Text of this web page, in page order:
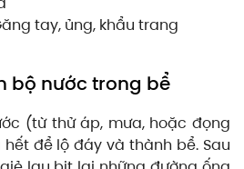
tay, ủng, khẩu trang
bộ nước trong bể
(từ thử áp, mưa, hoặc đọng
để lộ đáy và thành bể. Sau